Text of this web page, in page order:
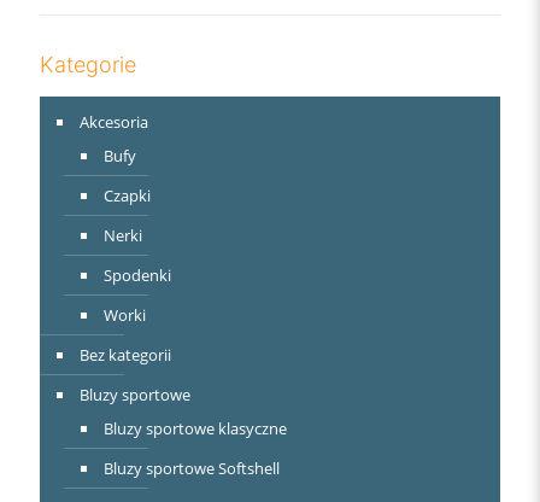
Kategorie
Akcesoria
Bufy
Czapki
Nerki
Spodenki
Worki
Bez kategorii
Bluzy sportowe
Bluzy sportowe klasyczne
Bluzy sportowe Softshell